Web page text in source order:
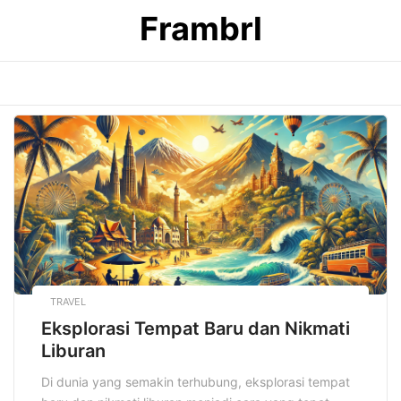
Frambrl
TRAVEL
Eksplorasi Tempat Baru dan Nikmati
Liburan
Di dunia yang semakin terhubung, eksplorasi tempat